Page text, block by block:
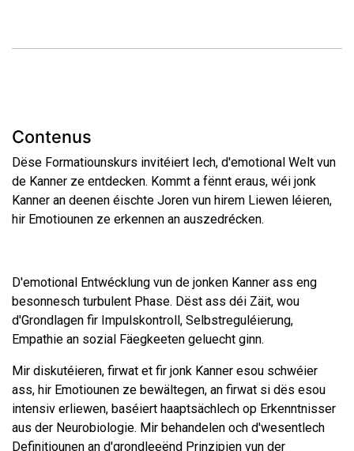
Contenus
Dëse Formatiounskurs invitéiert Iech, d'emotional Welt vun
de Kanner ze entdecken. Kommt a fënnt eraus, wéi jonk
Kanner an deenen éischte Joren vun hirem Liewen léieren,
hir Emotiounen ze erkennen an auszedrécken.
D'emotional Entwécklung vun de jonken Kanner ass eng
besonnesch turbulent Phase. Dëst ass déi Zäit, wou
d'Grondlagen fir Impulskontroll, Selbstreguléierung,
Empathie an sozial Fäegkeeten geluecht ginn.
Mir diskutéieren, firwat et fir jonk Kanner esou schwéier
ass, hir Emotiounen ze bewältegen, an firwat si dës esou
intensiv erliewen, baséiert haaptsächlech op Erkenntnisser
aus der Neurobiologie. Mir behandelen och d'wesentlech
Definitiounen an d'grondleeënd Prinzipien vun der